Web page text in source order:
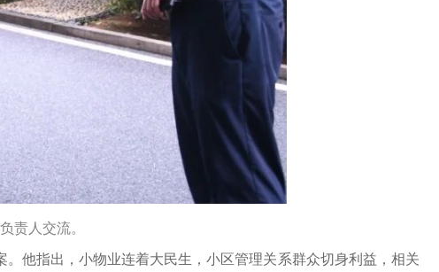
责人交流。
他指出，小物业连着大民生，小区管理关系群众切身利益，相关